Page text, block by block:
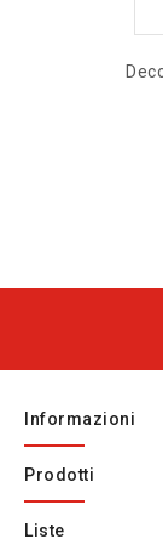
Informazioni
Prodotti
Liste